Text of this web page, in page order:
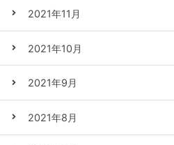
2021年11月
2021年10月
2021年9月
2021年8月